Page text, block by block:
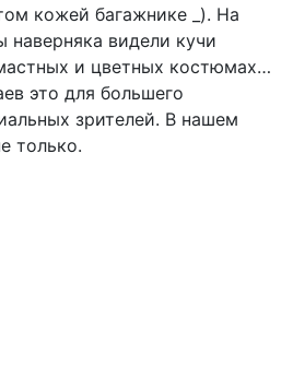
кожей багажнике _). На
наверняка видели кучи
и цветных костюмах…
это для большего
зрителей. В нашем
только.